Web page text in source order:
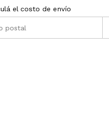
el costo de envío